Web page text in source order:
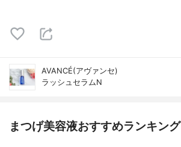
AVANCÉ(アヴァンセ)
ラッシュセラムN
まつげ美容液おすすめランキング